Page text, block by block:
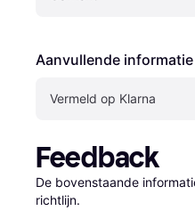
Aanvullende informatie
Vermeld op Klarna
Feedback
De bovenstaande
richtlijn.